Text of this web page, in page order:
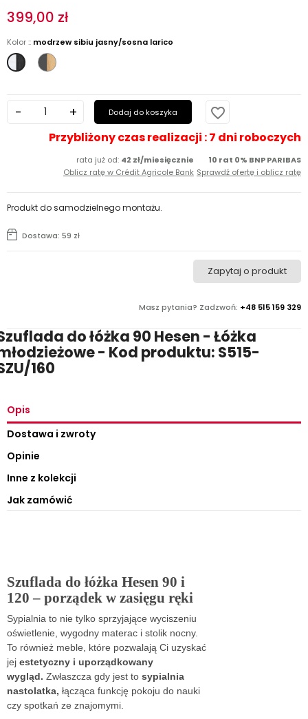
399,00 zł
Kolor :: modrzew sibiu jasny/sosna larico
modrzew
sibiu
grafit/dąb
Dodaj do koszyka favorite_border
Przybliżony czas realizacji : 7 dni roboczych
rata już od: 42 zł/miesięcznie
Oblicz ratę w Crédit Agricole Bank
10 rat 0% BNP PARIBAS
Sprawdź ofertę i oblicz ratę
Masz pytania? Zadzwoń: +48 515 159 329
Zapytaj o produkt
Dostawa: 59 zł
Produkt do samodzielnego montażu.
do łóżka 90 Hesen - Łóżka
- Kod produktu: S515-
160
Opis
Dostawa i zwroty
Opinie
Inne z kolekcji
Jak zamówić
Szuflada do łóżka Hesen 90 i
120 – porządek w zasięgu ręki
Sypialnia to nie tylko sprzyjające wyciszeniu
oświetlenie, wygodny materac i stolik nocny.
To również meble, które pozwalają Ci uzyskać
jej estetyczny i uporządkowany
wygląd. Zwłaszcza gdy jest to sypialnia
nastolatka, łącząca funkcję pokoju do nauki
czy spotkań ze znajomymi.